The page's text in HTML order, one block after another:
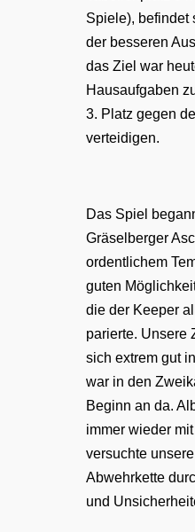
Spiele), befindet
der besseren
das Ziel war
Hausaufgaben
3. Platz gegen
verteidigen.
Das Spiel
Gräselberger
ordentlichem
guten
die der Keeper
parierte. Unsere
sich extrem gut
war in den
Beginn an da.
immer wieder
versuchte
Abwehrkette
und